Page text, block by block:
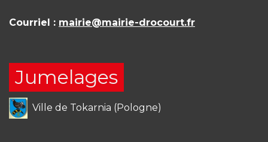
Courriel : mairie@mairie-drocourt.fr
Jumelages
Ville de Tokarnia (Pologne)